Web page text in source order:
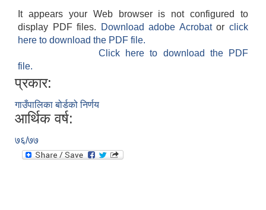
It appears your Web browser is not configured to
display PDF files.
Download adobe Acrobatorclick
here to download the PDF file.
Click here to download the PDF
file.
प्रकार:
गाउँपालिका बोर्डको निर्णय
आर्थिक वर्ष:
७६/७७